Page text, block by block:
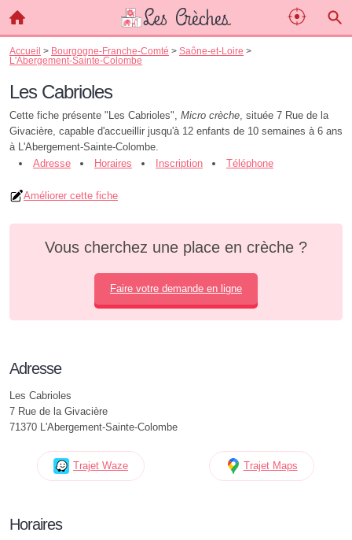
Accueil > Bourgogne-Franche-Comté > Saône-et-Loire >
L'Abergement-Sainte-Colombe
Les Cabrioles
Cette fiche présente "Les Cabrioles", Micro crèche, située 7 Rue de la
Givacière, capable d'accueillir jusqu'à 12 enfants de 10 semaines à 6 ans
à L'Abergement-Sainte-Colombe.
Adresse
Horaires Inscription Téléphone
Améliorer cette fiche
Vous cherchez une place en crèche ?
Faire votre demande en ligne
Adresse
Les Cabrioles
7 Rue de la Givacière
71370 L'Abergement-Sainte-Colombe
Trajet Waze Trajet Maps
Horaires